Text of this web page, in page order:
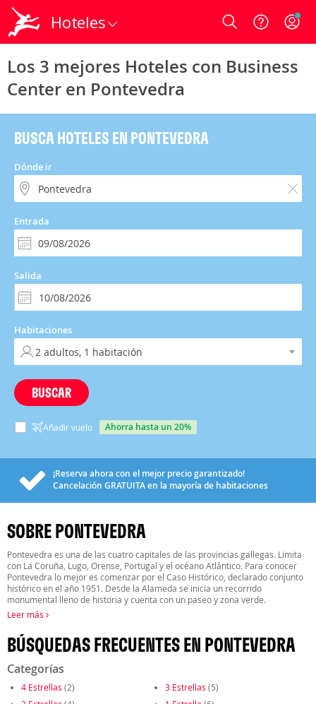
Hoteles Login
Los 3 mejores Hoteles con Business
Center en Pontevedra
BUSCA HOTELES EN PONTEVEDRA
Dónde ir
Entrada
Salida
Habitaciones
BUSCAR
Añadir vuelo ahorra hasta un 20%
¡Reserva ahora con el mejor precio garantizado!
Cancelación GRATUITAen la mayoría de habitaciones
SOBRE PONTEVEDRA
Pontevedra es una de las cuatro capitales de las provincias gallegas. Limita
con La Coruña, Lugo, Orense, Portugal y el océano Atlántico. Para conocer
Pontevedra lo mejor es comenzar por el Caso Histórico, declarado conjunto
histórico en el año 1951. Desde la Alameda se inicia un recorrido
monumental lleno de historia y cuenta con un paseo y zona verde.
Leer más
BÚSQUEDAS FRECUENTES EN PONTEVEDRA
Categorías
4 Estrellas (2) 3 Estrellas (5)